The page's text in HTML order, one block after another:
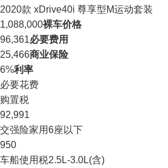
2020款 xDrive40i 尊享型M运动套装
1,088,000裸车价格
96,361必要费用
25,466商业保险
6%利率
必要花费
购置税
92,991
交强险家用6座以下
950
车船使用税2.5L-3.0L(含)